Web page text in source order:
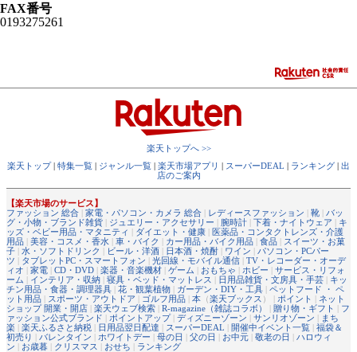
FAX番号
0193275261
楽天トップへ >>
楽天トップ| 特集一覧 | ジャンル一覧 | 楽天市場アプリ | スーパーDEAL | ランキング | 出
店のご案内
【楽天市場のサービス】
ファッション 総合 | 家電・パソコン・カメラ 総合 | レディースファッション | 靴 | バッ
グ・小物・ブランド雑貨 | ジュエリー・アクセサリー | 腕時計 | 下着・ナイトウェア | キ
ッズ・ベビー用品・マタニティ | ダイエット・健康 | 医薬品・コンタクトレンズ・介護
用品 | 美容・コスメ・香水 | 車・バイク | カー用品・バイク用品 | 食品 | スイーツ・お菓
子 | 水・ソフトドリンク | ビール・洋酒 | 日本酒・焼酎 | ワイン | パソコン・PCパー
ツ | タブレットPC・スマートフォン | 光回線・モバイル通信 | TV・レコーダー・オーデ
ィオ | 家電 | CD・DVD | 楽器・音楽機材 | ゲーム | おもちゃ | ホビー | サービス・リフォ
ーム | インテリア・収納 | 寝具・ベッド・マットレス | 日用品雑貨・文房具・手芸 | キッ
チン用品・食器・調理器具 | 花・観葉植物 | ガーデン・DIY・工具 | ペットフード ・ ペ
ット用品 | スポーツ・アウトドア | ゴルフ用品 | 本 （楽天ブックス ） | ポイント | ネット
ショップ 開業・開店 | 楽天ウェブ検索 | R-magazine（雑誌コラボ） | 贈り物・ギフト | フ
ァッション公式ブランド | ポイントアップ| ディズニーゾーン | サンリオゾーン | まち
楽 | 楽天ふるさと納税 | 日用品翌日配達 | スーパーDEAL | 開催中イベント一覧 | 福袋＆
初売り | バレンタイン | ホワイトデー | 母の日 | 父の日 | お中元 | 敬老の日 | ハロウィ
ン | お歳暮 | クリスマス | おせち | ランキング